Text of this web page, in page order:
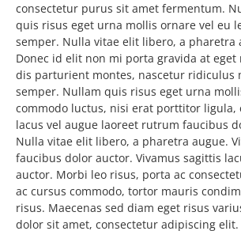
consectetur purus sit amet fermentum.
quis risus eget urna mollis ornare vel eu
semper. Nulla vitae elit libero, a
Donec id elit non mi porta gravida at
dis parturient montes, nascetur ridiculus
semper. Nullam quis risus eget urna
commodo luctus, nisi erat porttitor ligula,
lacus vel augue laoreet rutrum faucibus
Nulla vitae elit libero, a pharetra augue.
faucibus dolor auctor. Vivamus sagittis
auctor. Morbi leo risus, porta ac
ac cursus commodo, tortor mauris
risus. Maecenas sed diam eget risus
dolor sit amet, consectetur adipiscing